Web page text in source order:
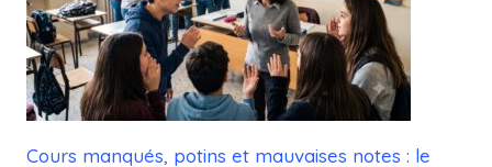
Cours manqués, potins et mauvaises notes : le